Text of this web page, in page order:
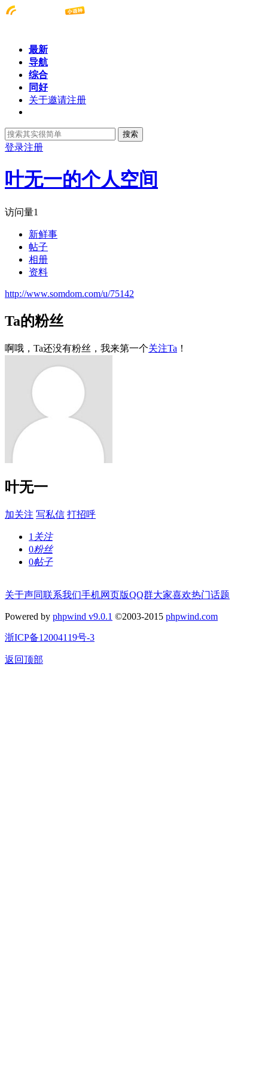
最新
导航
综合
同好
关于邀请注册
搜索
登录注册
叶无一的个人空间
访问量1
新鲜事
帖子
相册
资料
http://www.somdom.com/u/75142
Ta的粉丝
啊哦，Ta还没有粉丝，我来第一个关注Ta ！
叶无一
加关注 写私信 打招呼
1 关注
0粉丝
0帖子
关于声同联系我们手机网页版QQ群大家喜欢热门话题
Powered by phpwind v9.0.1 ©2003-2015 phpwind.com
浙ICP备12004119号-3
返回顶部